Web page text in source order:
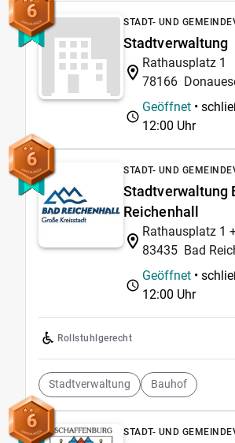
6 STADT- UND
Stadtverwaltung
Rathausplatz 1
78166
Geöffnet •
12:00 Uhr
6 STADT- UND
Stadtverwaltung
Reichenhall
Rathausplatz 1
83435 Bad
Geöffnet •
12:00 Uhr
Rollstuhlgerecht
Stadtverwaltung Bauhof
6 STADT- UND